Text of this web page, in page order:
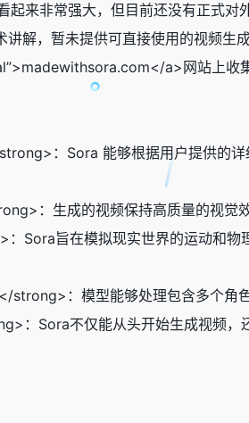
来非常强大，但目前还没有正式
讲解，暂未提供可直接使用的视频
a>网站上收
：Sora 能够根据用户提供的详
：生成的视频保持高质量的视觉
旨在模拟现实世界的运动和物
：模型能够处理包含多个角
Sora不仅能从头开始生成视频，